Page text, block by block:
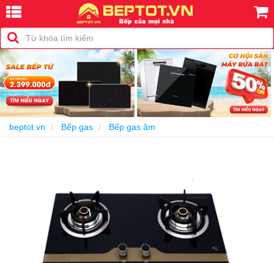
beptot.vn Bếp gas Bếp gas âm
-25%